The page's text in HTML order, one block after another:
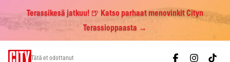
Terassikesä jatkuu! 🍺 Katso parhaat menovinkit Cityn
Terassioppaasta →
Tätä et odottanut